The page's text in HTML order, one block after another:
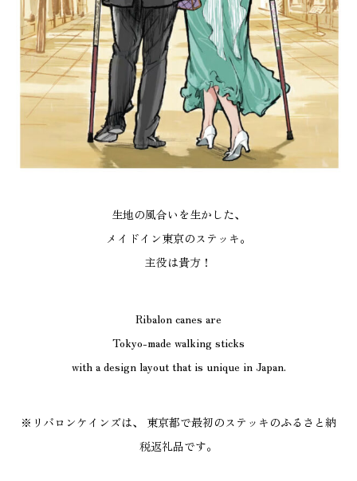
c
k
（
エ
ン
ト
生地の風合いを生かした、
メイドイン東京のステッキ。
主役は貴方！
Ribalon canes are
Tokyo-made walking sticks
with a design layout that is unique in Japan.
※リバロンケインズは、 東京都で最初のステッキのふるさと納
税返礼品です。